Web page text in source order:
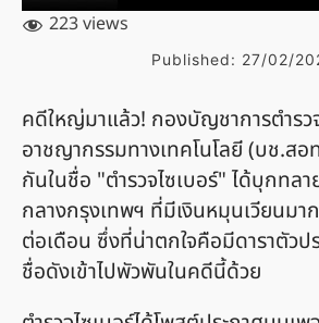
223 views
Published: 27/02/
คดีใหญ่มาแล้ว! กองบัญชาการตำร
อาชญากรรมทางเทคโนโลยี (บช.สอ
กันในชื่อ "ตำรวจไซเบอร์" ได้บุกทล
กลางกรุงเทพฯ ที่มีเงินหมุนเวียนม
ต่อเดือน ซึ่งที่น่าตกใจคือมีดาราตัวป
ชื่อดังเข้าไปพัวพันในคดีนี้ด้วย